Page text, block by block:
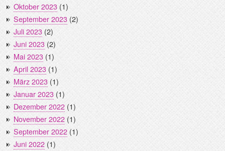
Oktober 2023(1)
September 2023(2)
Juli 2023(2)
Juni 2023(2)
Mai 2023(1)
April 2023(1)
März 2023(1)
Januar 2023(1)
Dezember 2022(1)
November 2022(1)
September 2022(1)
Juni 2022(1)